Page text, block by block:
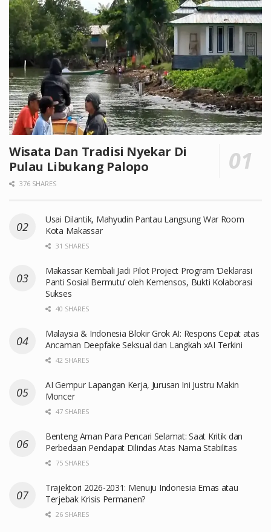
Wisata Dan Tradisi Nyekar Di
Pulau Libukang Palopo
376 SHARES
Usai Dilantik, Mahyudin Pantau Langsung War Room
Kota Makassar
31 SHARES
Makassar Kembali Jadi Pilot Project Program ‘Deklarasi
Panti Sosial Bermutu’ oleh Kemensos, Bukti Kolaborasi
Sukses
40 SHARES
Malaysia & Indonesia Blokir Grok AI: Respons Cepat atas
Ancaman Deepfake Seksual dan Langkah xAI Terkini
42 SHARES
AI Gempur Lapangan Kerja, Jurusan Ini Justru Makin
Moncer
47 SHARES
Benteng Aman Para Pencari Selamat: Saat Kritik dan
Perbedaan Pendapat Dilindas Atas Nama Stabilitas
75 SHARES
Trajektori 2026-2031: Menuju Indonesia Emas atau
Terjebak Krisis Permanen?
26 SHARES